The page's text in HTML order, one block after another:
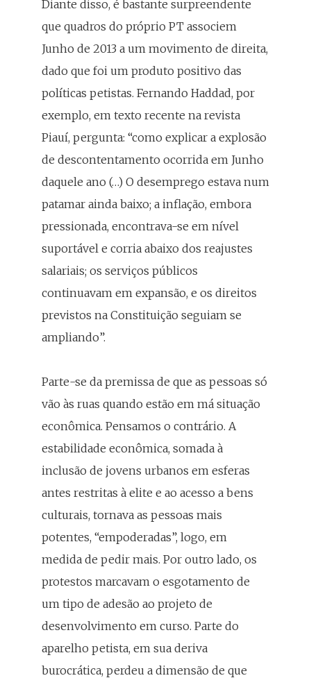
Diante disso, é bastante surpreendente
que quadros do próprio PT associem
Junho de 2013 a um movimento de direita,
dado que foi um produto positivo das
políticas petistas. Fernando Haddad, por
exemplo, em texto recente na revista
Piauí, pergunta: “como explicar a explosão
de descontentamento ocorrida em Junho
daquele ano (…) O desemprego estava num
patamar ainda baixo; a inflação, embora
pressionada, encontrava-se em nível
suportável e corria abaixo dos reajustes
salariais; os serviços públicos
continuavam em expansão, e os direitos
previstos na Constituição seguiam se
ampliando”.
Parte-se da premissa de que as pessoas só
vão às ruas quando estão em má situação
econômica. Pensamos o contrário. A
estabilidade econômica, somada à
inclusão de jovens urbanos em esferas
antes restritas à elite e ao acesso a bens
culturais, tornava as pessoas mais
potentes, “empoderadas”, logo, em
medida de pedir mais. Por outro lado, os
protestos marcavam o esgotamento de
um tipo de adesão ao projeto de
desenvolvimento em curso. Parte do
aparelho petista, em sua deriva
burocrática, perdeu a dimensão de que